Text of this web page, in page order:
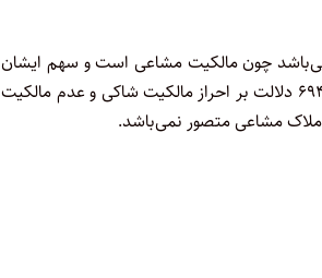
چون مالکیت مشاعی است و سهم ایشان
هر چند کم در جزء جزء‌ ملک‌ به صورت اشاعه وجود دارد؛ لذا ورود به عنف محسوب نمی‌شود. ماده ۶۹۴ دلالت بر احراز مالکیت شاکی و عدم مالکیت
مشاعی متصور نمی‌باشد.